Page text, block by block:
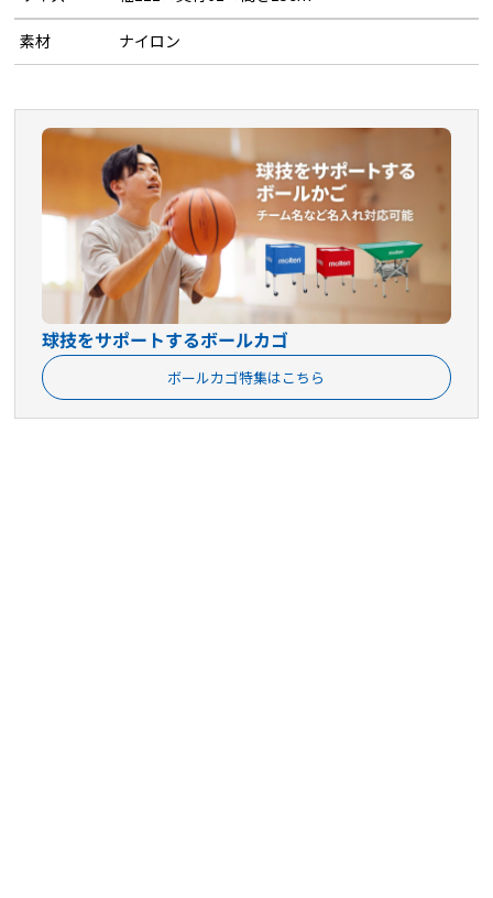
素材 ナイロン
球技をサポートするボールカゴ
ボールカゴ特集はこちら